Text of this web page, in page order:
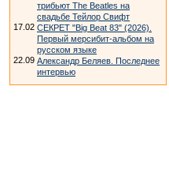
трибьют The Beatles на
свадьбе Тейлор Свифт
17.02 СЕКРЕТ "Big Beat 83" (2026).
Первый мерсибит-альбом на
русском языке
22.09 Александр Беляев. Последнее
интервью